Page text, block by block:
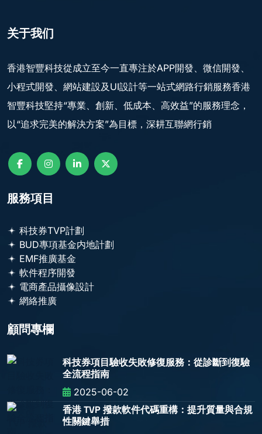
关于我们
香港智豐科技從成立至今一直專注於APP開發、微信開發、
小程式開發、網站建設及UI設計等一站式網路行銷服務香港
智豐科技堅持“專業、創新、低成本、高效益”的服務理念，
以“追求完美的解決方案”為目標，深耕互聯網行銷
服務項目
科技券TVP計劃
BUD專項基金内地計劃
EMF推廣基金
軟件程序開發
電商產品攝像設計
網絡推廣
顧問專欄
科技券項目驗收失敗修復服務：從診斷到復驗
全流程指南
2025-06-02
香港 TVP 撥款軟件代碼重構：提升質量與合規
性關鍵舉措